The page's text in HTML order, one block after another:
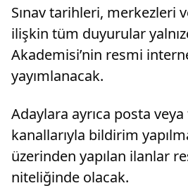
Sınav tarihleri, merkezleri
ilişkin tüm duyurular
Akademisi’nin resmi
yayımlanacak.
Adaylara ayrıca posta
kanallarıyla bildirim
üzerinden yapılan ilanlar
niteliğinde olacak.